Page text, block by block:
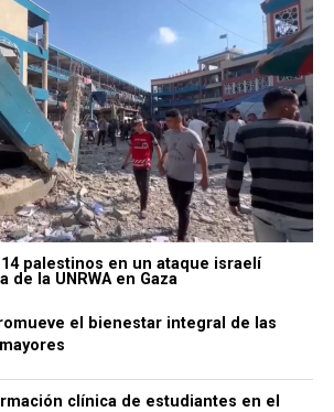
palestinos en un ataque israelí
de la UNRWA en Gaza
el bienestar integral de las
clínica de estudiantes en el